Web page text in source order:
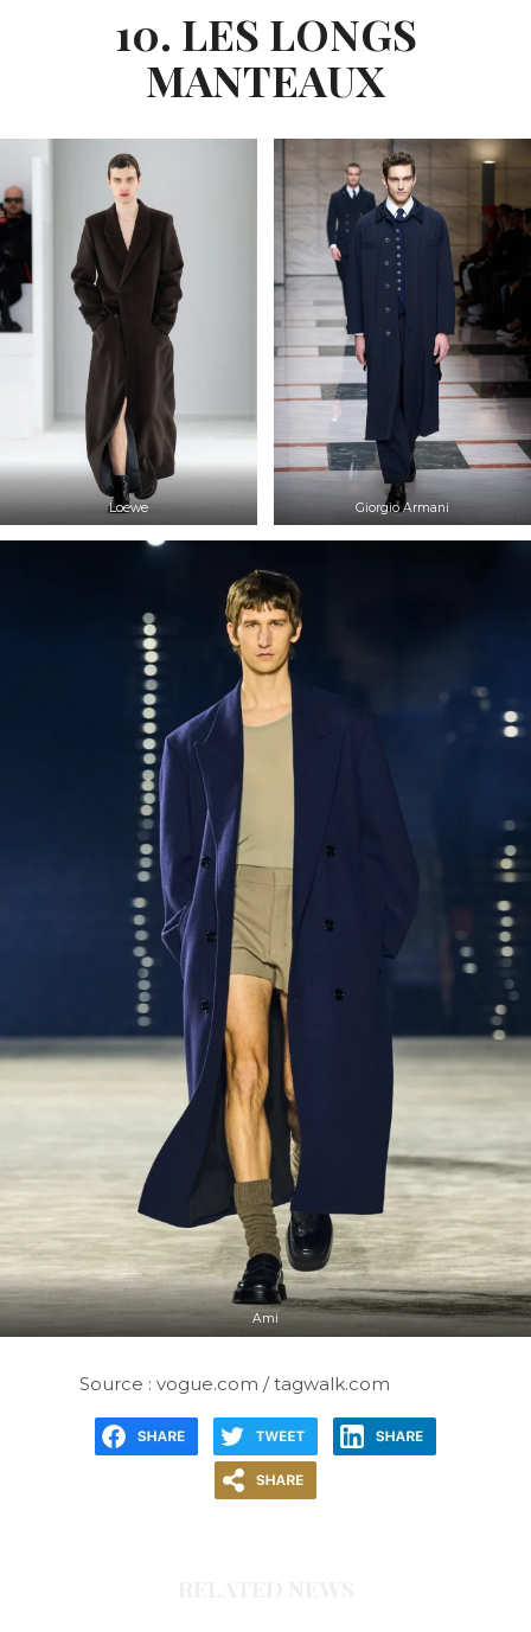
10. LES LONGS
MANTEAUX
Loewe Giorgio Armani
Ami
Source : vogue.com / tagwalk.com